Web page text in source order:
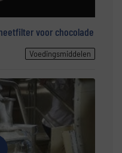
voor chocolade
Voedingsmiddelen